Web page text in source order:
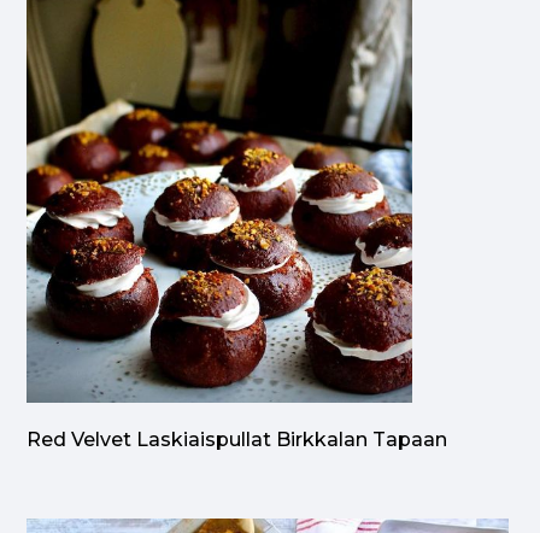
Red Velvet Laskiaispullat Birkkalan Tapaan